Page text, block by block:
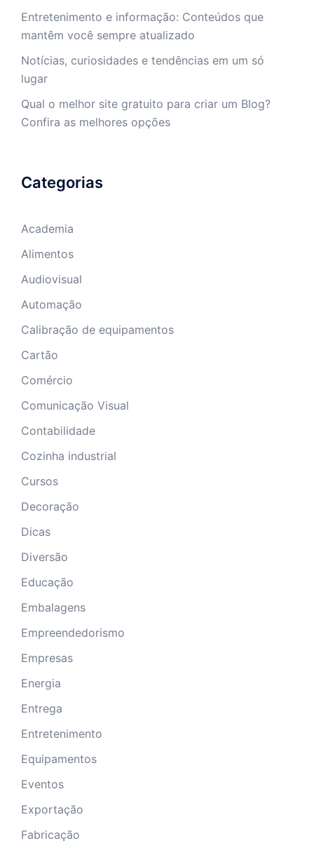
Entretenimento e informação: Conteúdos que
mantêm você sempre atualizado
Notícias, curiosidades e tendências em um só
lugar
Qual o melhor site gratuito para criar um Blog?
Confira as melhores opções
Categorias
Academia
Alimentos
Audiovisual
Automação
Calibração de equipamentos
Cartão
Comércio
Comunicação Visual
Contabilidade
Cozinha industrial
Cursos
Decoração
Dicas
Diversão
Educação
Embalagens
Empreendedorismo
Empresas
Energia
Entrega
Entretenimento
Equipamentos
Eventos
Exportação
Fabricação